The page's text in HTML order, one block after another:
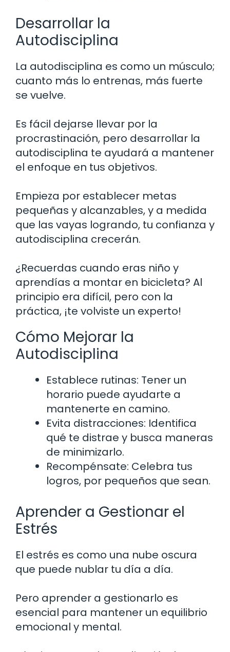
Desarrollar la
Autodisciplina
La autodisciplina es como un músculo;
cuanto más lo entrenas, más fuerte
se vuelve.
Es fácil dejarse llevar por la
procrastinación, pero desarrollar la
autodisciplina te ayudará a mantener
el enfoque en tus objetivos.
Empieza por establecer metas
pequeñas y alcanzables, y a medida
que las vayas logrando, tu confianza y
autodisciplina crecerán.
¿Recuerdas cuando eras niño y
aprendías a montar en bicicleta? Al
principio era difícil, pero con la
práctica, ¡te volviste un experto!
Cómo Mejorar la
Autodisciplina
Establece rutinas: Tener un
horario puede ayudarte a
mantenerte en camino.
Evita distracciones: Identifica
qué te distrae y busca maneras
de minimizarlo.
Recompénsate: Celebra tus
logros, por pequeños que sean.
Aprender a Gestionar el
Estrés
El estrés es como una nube oscura
que puede nublar tu día a día.
Pero aprender a gestionarlo es
esencial para mantener un equilibrio
emocional y mental.